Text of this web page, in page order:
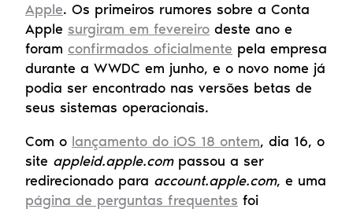
Apple. Os primeiros rumores sobre a Conta
Apple surgiram em fevereiro deste ano e
foram confirmados oficialmente pela empresa
durante a WWDC em junho, e o novo nome já
podia ser encontrado nas versões betas de
seus sistemas operacionais.
Com o lançamento do iOS 18 ontem, dia 16, o
site appleid.apple.com passou a ser
redirecionado para account.apple.com
página de perguntas frequentes foi